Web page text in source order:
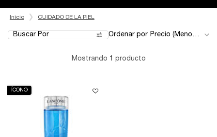
Inicio CUIDADO DE LA PIEL
Buscar Por
Filters menu
Ordenar por
Mostrando 1 producto
ÍCONO